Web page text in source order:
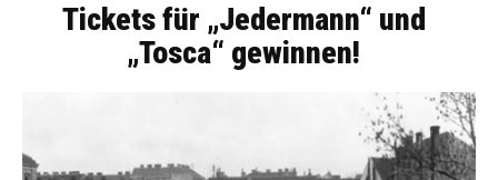
Tickets für „Jedermann“ und
„Tosca“ gewinnen!